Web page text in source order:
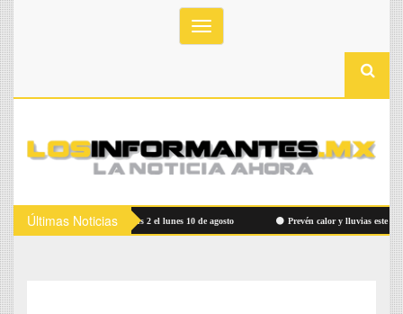
Toggle
navigation
Últimas Noticias
Ruta Bowí UACH Campus 2 el lunes 10 de agosto Prevén calor y lluvias este viernes